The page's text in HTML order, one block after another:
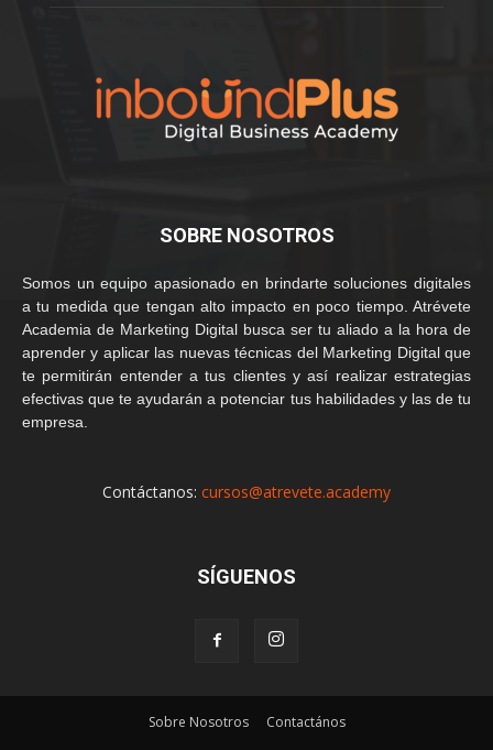
SOBRE NOSOTROS
Somos un equipo apasionado en brindarte soluciones digitales
a tu medida que tengan alto impacto en poco tiempo. Atrévete
Academia de Marketing Digital busca ser tu aliado a la hora de
aprender y aplicar las nuevas técnicas del Marketing Digital que
te permitirán entender a tus clientes y así realizar estrategias
efectivas que te ayudarán a potenciar tus habilidades y las de tu
empresa.
Contáctanos: cursos@atrevete.academy
SÍGUENOS
Sobre Nosotros Contactános